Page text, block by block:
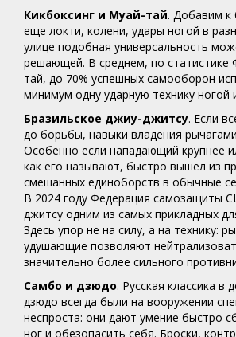
Кикбоксинг и Муай-тай. Добавим к
еще локти, колени, удары ногой в
улице подобная универсальность
решающей. В среднем, по статистике
тай, до 70% успешных самооборон
минимум одну ударную технику ногой
Бразильское джиу-джитсу. Если
до борьбы, навыки владения
Особенно если нападающий крупнее
как его называют, быстро вышел из
смешанных единоборств в обычные
В 2024 году Федерация самозащиты
джитсу одним из самых прикладных
Здесь упор не на силу, а на технику:
удушающие позволяют
значительно более сильного
Самбо и дзюдо. Русская классика в
дзюдо всегда были на вооружении
неспроста: они дают умение быстро
ног и обезопасить себя. Броски,